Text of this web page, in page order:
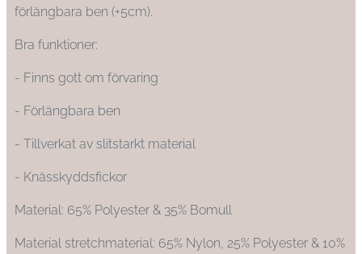
förlängbara ben (+5cm).
Bra funktioner:
- Finns gott om förvaring
- Förlängbara ben
- Tillverkat av slitstarkt material
- Knässkyddsfickor
Material: 65% Polyester & 35% Bomull
Material stretchmaterial: 65% Nylon, 25% Polyester & 10%